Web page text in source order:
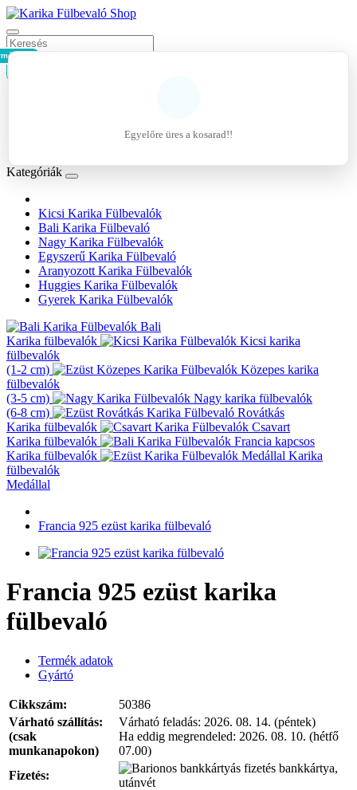
- 0Ft
Egyelőre üres a kosarad!!
Kategóriák
Kicsi Karika Fülbevalók
Bali Karika Fülbevaló
Nagy Karika Fülbevalók
Egyszerű Karika Fülbevaló
Aranyozott Karika Fülbevalók
Huggies Karika Fülbevalók
Gyerek Karika Fülbevalók
Bali
Karika fülbevalók
Kicsi karika
fülbevalók
(1-2 cm)
Közepes karika
fülbevalók
(3-5 cm)
Nagy karika fülbevalók
(6-8 cm)
Rovátkás
Karika fülbevalók
Csavart
Karika fülbevalók
Francia kapcsos
Karika fülbevalók
Karika
fülbevalók
Medállal
Francia 925 ezüst karika fülbevaló
Francia 925 ezüst karika
fülbevaló
Termék adatok
Gyártó
Cikkszám:
50386
Várható szállítás:
(csak
munkanapokon)
Várható feladás: 2026. 08. 14. (péntek)
Ha eddig megrendeled: 2026. 08. 10. (hétfő
07.00)
Fizetés:
bankkártya,
utánvét